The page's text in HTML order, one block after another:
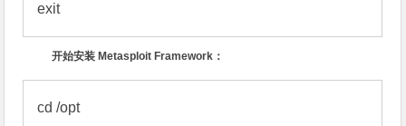
exit
开始安装 Metasploit Framework：
cd /opt